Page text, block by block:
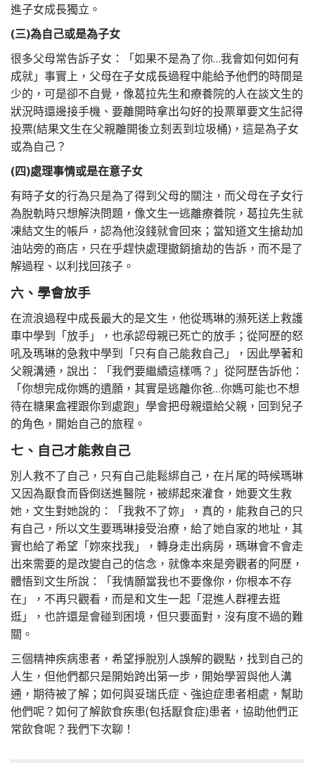
進子女成長獨立。
(三)為自己或是為子女
很多父母常告訴子女：「如果不是為了你…我會如何如何有
成就」事實上，父母在子女成長過程中能給予他們的時間是
少的，可是卻不自覺，像葛拉先生和療養院的人在談文生的
狀況時還邊接手機、要離開時拿出勾好的投票單要文生記得
投票(結果文生在父親離開後立刻丟到垃圾桶)，這是為子女
或為自己？
(四)處理事情或是在意子女
有時子女的行為只是為了得到父母的關注，而父母在子女行
為脫軌時只想解決問題，像文生一逃離療養院，葛拉先生就
凍結文生的帳戶，認為他沒錢就會回來；當知道文生搶劫加
油站旁的商店，只在乎趕快處理撤銷搶劫的告訴，而不是了
解過程、以利找回孩子。
六、學會放手
在流浪過程中成長最大的是文生，他從瑪琳的瀕死送上救護
車中學到「放手」，也承認母親已死亡的放手；從阿歷的怒
吼及瑪琳的急救中學到「只有自己能救自己」，因此學著和
父親溝通，說出：「我們要繼續這樣嗎？」從阿歷告訴他：
「你想完成你媽的遺願，其實是逃離你爸…你媽可能也不想
待在糖果盒裡跟你到處跑」學會把母親還給父親，回到兒子
的角色，開始自己的旅程。
七、自己才能救自己
別人救不了自己，只有自己能鬆綁自己，在片尾的時候瑪琳
又因為厭食而昏倒送進醫院，被綁起來灌食，她要文生救
她，文生對她說的：「我救不了妳」，真的，能救自己的只
有自己，所以文生要瑪琳接受治療，給了她自家的地址，其
實也給了希望「妳來找我」，轉身走出病房，瑪琳會不會走
出來需要的是改變自己的信念，就像本來是旁觀者的阿歷，
體悟到文生所說：「我情願當我也不要像你，你根本不存
在」，不再只觀看，而是和文生一起「混進人群裡去逛
逛」，也許還是會碰到困境，但只要面對，沒有度不過的難
關。
三個精神疾病患者，希望掙脫別人誤解的觀點，找到自己的
人生，但他們都只是開始跨出第一步，開始學習與他人溝
通，期待被了解；如何與妥瑞氏症、強迫症患者相處，幫助
他們呢？如何了解飲食疾患(包括厭食症)患者，協助他們正
常飲食呢？我們下次聊！